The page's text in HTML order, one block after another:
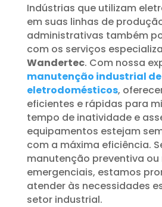
Indústrias que utilizam
em suas linhas de
administrativas também
com os serviços
Wandertec. Com nossa
manutenção industrial de
eletrodomésticos,
eficientes e rápidas para
tempo de inatividade e
equipamentos estejam
com a máxima eficiência.
manutenção preventiva ou
emergenciais, estamos
atender às necessidades
setor industrial.